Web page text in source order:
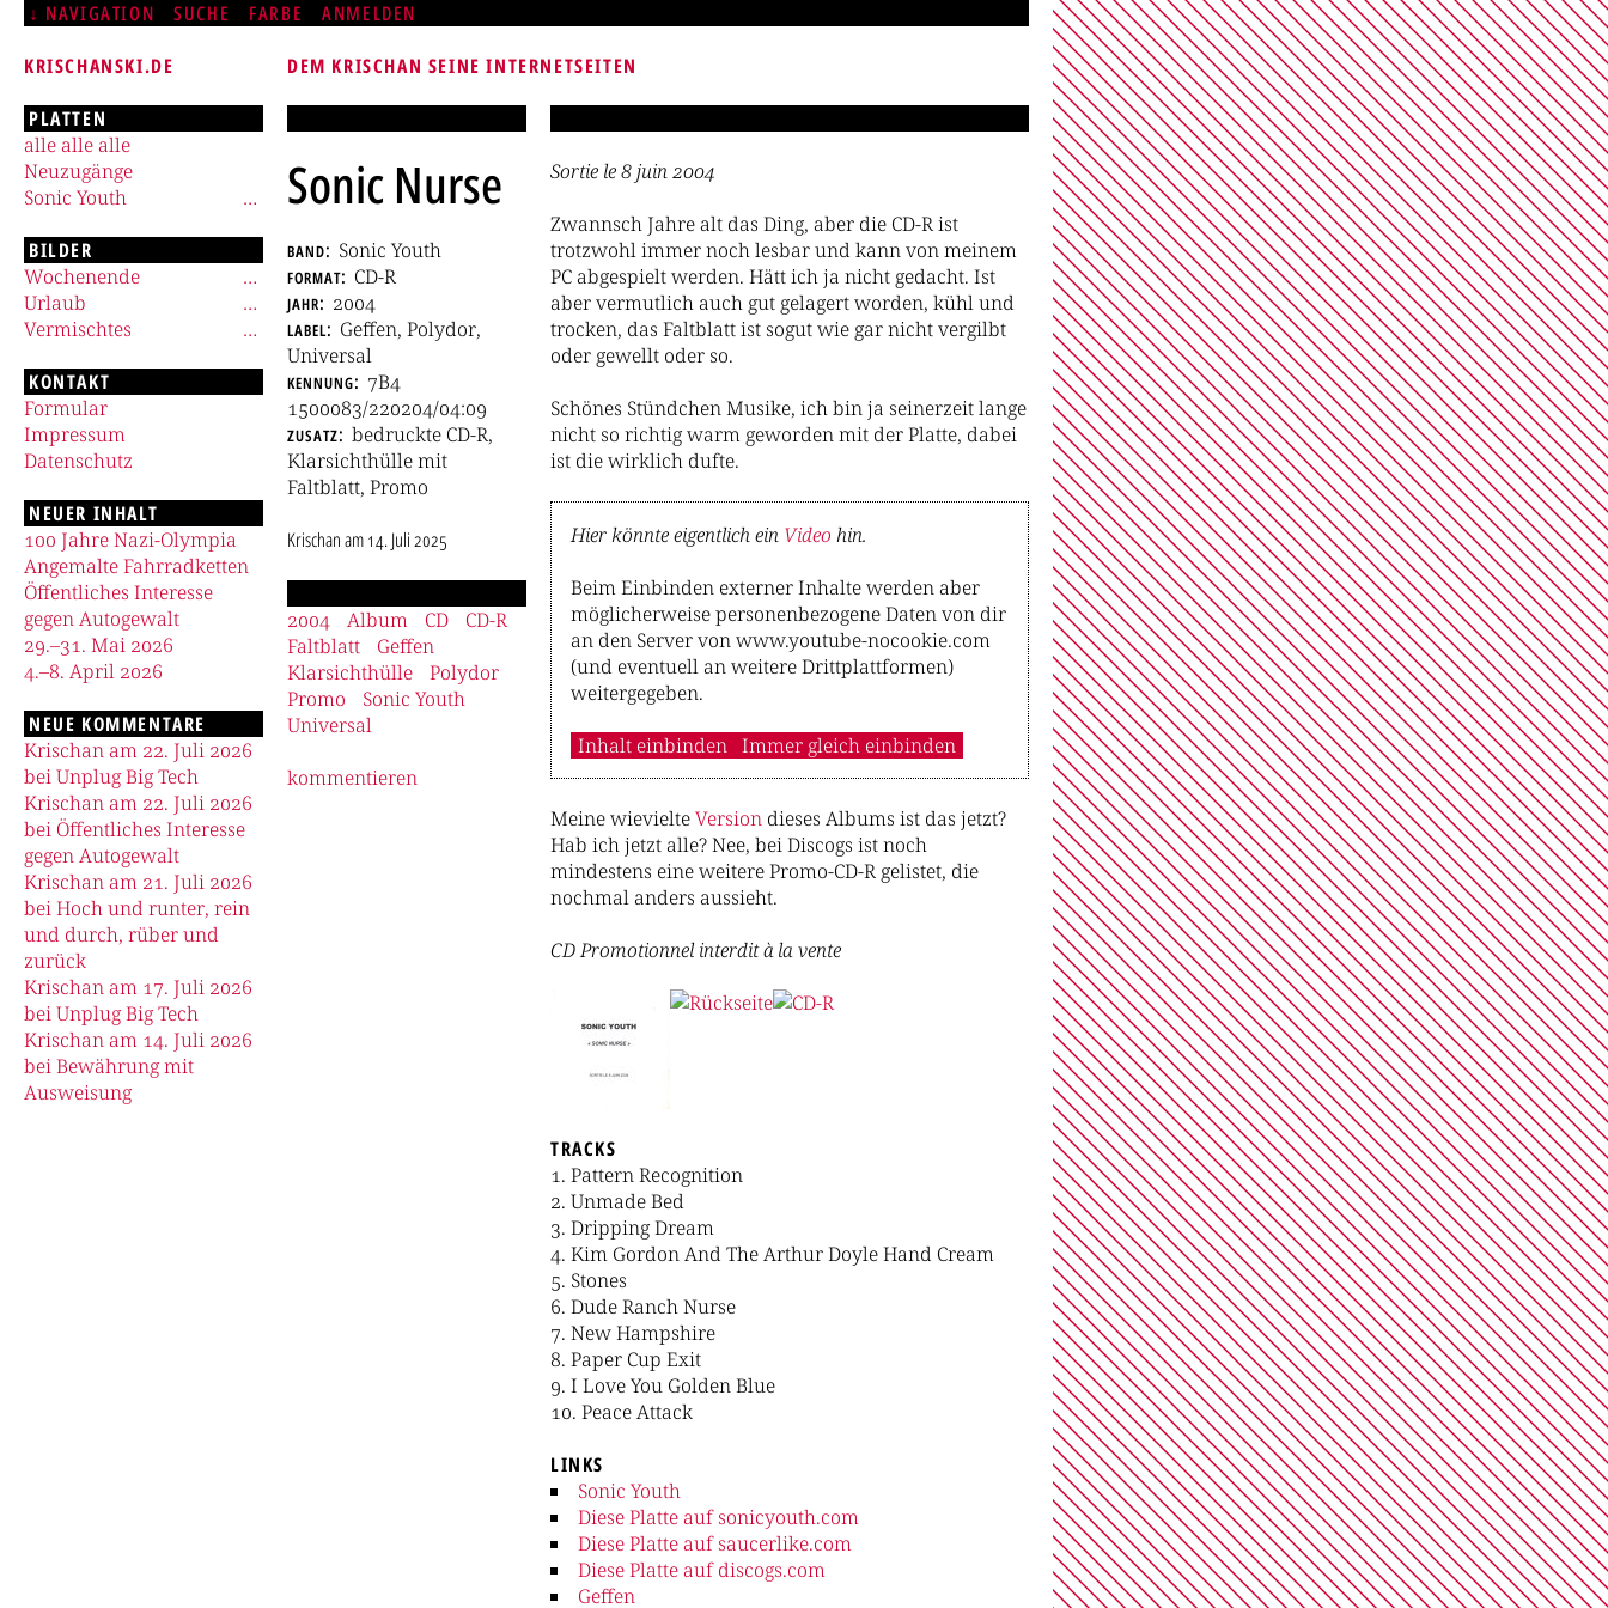
NAVIGATION SUCHE FARBE ANMELDEN
KRISCHANSKI.DE DEM KRISCHAN SEINE INTERNETSEITEN
Sonic Nurse
band Sonic Youth
format CD-R
jahr 2004
label Geffen, Polydor,
Universal
kennung 7B4
1500083/220204/04:09
zusatz bedruckte CD-R,
Klarsichthülle mit
Faltblatt, Promo
Krischanam14. Juli 2025
Sortie le 8 juin 2004
Zwannsch Jahre alt das Ding, aber die CD-R ist
trotzwohl immer noch lesbar und kann von meinem
PC abgespielt werden. Hätt ich ja nicht gedacht. Ist
aber vermutlich auch gut gelagert worden, kühl und
trocken, das Faltblatt ist sogut wie gar nicht vergilbt
oder gewellt oder so.
Schönes Stündchen Musike, ich bin ja seinerzeit lange
nicht so richtig warm geworden mit der Platte, dabei
ist die wirklich dufte.
Hier könnte eigentlich ein Video hin.
Beim Einbinden externer Inhalte werden aber
möglicherweise personenbezogene Daten von dir
an den Server von www.youtube-nocookie.com
(und eventuell an weitere Drittplattformen)
weitergegeben.
Inhalt einbinden Immer gleich einbinden
Meine wievielteVersion dieses Albums ist das jetzt?
Hab ich jetzt alle? Nee, bei Discogs ist noch
mindestens eine weitere Promo-CD-R gelistet, die
nochmal anders aussieht.
CD Promotionnel interdit à la vente
TRACKS
Pattern Recognition
Unmade Bed
Dripping Dream
Kim Gordon And The Arthur Doyle Hand Cream
Stones
Dude Ranch Nurse
New Hampshire
Paper Cup Exit
I Love You Golden Blue
Peace Attack
LINKS
Sonic Youth
Diese Platte auf sonicyouth.com
Diese Platte auf saucerlike.com
Diese Platte auf discogs.com
Geffen
2004 Album CD
CD-R
Faltblatt
Geffen
Klarsichthülle
Polydor
Promo
Sonic Youth
Universal
kommentieren
PLATTEN
alle alle alle
Neuzugänge
Sonic Youth
BILDER
Wochenende
Urlaub
Vermischtes
KONTAKT
Formular
Impressum
Datenschutz
NEUER INHALT
100 Jahre Nazi-Olympia
Angemalte Fahrradketten
Öffentliches Interesse
gegen Autogewalt
29.–31. Mai 2026
4.–8. April 2026
NEUE KOMMENTARE
Krischan am 22. Juli 2026
bei Unplug Big Tech
Krischan am 22. Juli 2026
bei Öffentliches Interesse
gegen Autogewalt
Krischan am 21. Juli 2026
bei Hoch und runter, rein
und durch, rüber und
zurück
Krischan am 17. Juli 2026
bei Unplug Big Tech
Krischan am 14. Juli 2026
bei Bewährung mit
Ausweisung